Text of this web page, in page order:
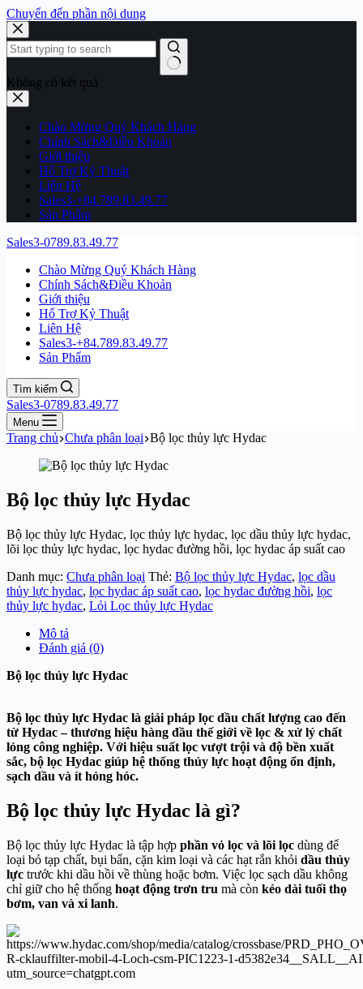
Chuyển đến phần nội dung
Không có kết quả
Chào Mừng Quý Khách Hàng
Chính Sách&Điều Khoản
Giới thiệu
Hổ Trợ Kỷ Thuật
Liên Hệ
Sales3-+84.789.83.49.77
Sản Phẩm
Sales3-0789.83.49.77
Chào Mừng Quý Khách Hàng
Chính Sách&Điều Khoản
Giới thiệu
Hổ Trợ Kỷ Thuật
Liên Hệ
Sales3-+84.789.83.49.77
Sản Phẩm
Tìm kiếm
Sales3-0789.83.49.77
Menu
Trang chủ Chưa phân loại Bộ lọc thủy lực Hydac
Bộ lọc thủy lực Hydac
Bộ lọc thủy lực Hydac, lọc thủy lực hydac, lọc dầu thủy lực hydac,
lõi lọc thủy lực hydac, lọc hydac đường hồi, lọc hydac áp suất cao
Danh mục: Chưa phân loại Thẻ: Bộ lọc thủy lực Hydac, lọc dầu
thủy lực hydac, lọc hydac áp suất cao, lọc hydac đường hồi, lọc
thủy lực hydac, Lỏi Lọc thủy lực Hydac
Mô tả
Đánh giá (0)
Bộ lọc thủy lực Hydac
Bộ lọc thủy lực Hydac là giải pháp lọc dầu chất lượng cao đến
từ Hydac– thương hiệu hàng đầu thế giới về lọc & xử lý chất
lỏng công nghiệp. Với hiệu suất lọc vượt trội và độ bền xuất
sắc, bộ lọc Hydac giúp hệ thống thủy lực hoạt động ổn định,
sạch dầu và ít hỏng hóc.
Bộ lọc thủy lực Hydac là gì?
Bộ lọc thủy lực Hydac là tập hợp phần vỏ lọc và lõi lọc dùng để
loại bỏ tạp chất, bụi bẩn, cặn kim loại và các hạt rắn khỏi dầu thủy
lực trước khi dầu hồi về thùng hoặc bơm. Việc lọc sạch dầu không
chỉ giữ cho hệ thống hoạt động trơn tru mà còn kéo dài tuổi thọ
bơm, van và xi lanh.